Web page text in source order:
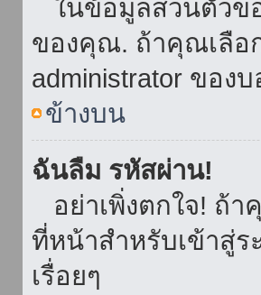
ในข้อมูลส่วนตัวข
ของคุณ. ถ้าคุณเลือ
administrator ขอ
ข้างบน
ฉันลืม รหัสผ่าน!
อย่าเพิ่งตกใจ! ถ้
ที่หน้าสำหรับเข้าสู่
เรื่อยๆ